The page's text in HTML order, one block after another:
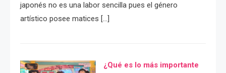
japonés no es una labor sencilla pues el género
artístico posee matices […]
¿Qué es lo más importante